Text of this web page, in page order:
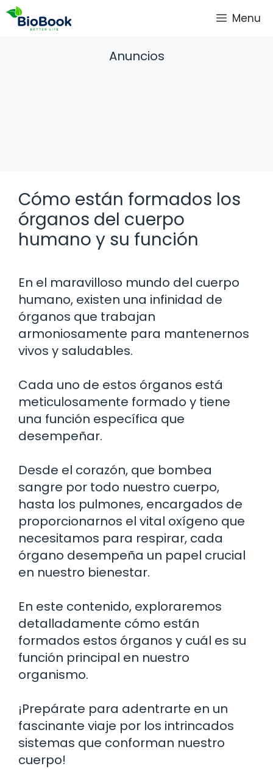
Saltar
Menu
Anuncios
Cómo están formados los
órganos del cuerpo
humano y su función
En el maravilloso mundo del cuerpo
humano, existen una infinidad de
órganos que trabajan
armoniosamente para mantenernos
vivos y saludables.
Cada uno de estos órganos está
meticulosamente formado y tiene
una función específica que
desempeñar.
Desde el corazón, que bombea
sangre por todo nuestro cuerpo,
hasta los pulmones, encargados de
proporcionarnos el vital oxígeno que
necesitamos para respirar, cada
órgano desempeña un papel crucial
en nuestro bienestar.
En este contenido, exploraremos
detalladamente cómo están
formados estos órganos y cuál es su
función principal en nuestro
organismo.
¡Prepárate para adentrarte en un
fascinante viaje por los intrincados
sistemas que conforman nuestro
cuerpo!